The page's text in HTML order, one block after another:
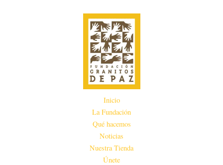
Inicio
La Fundación
Qué hacemos
Noticias
Nuestra Tienda
Únete